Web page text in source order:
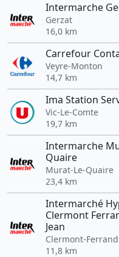
Intermarche
Gerzat
16,0 km
Carrefour
Veyre-Monton
14,7 km
Ima Station
Vic-Le-Comte
19,7 km
Intermarche
Quaire
Murat-Le-Quaire
23,4 km
Intermarché
Clermont
Jean
Clermont-Ferrand
11,8 km